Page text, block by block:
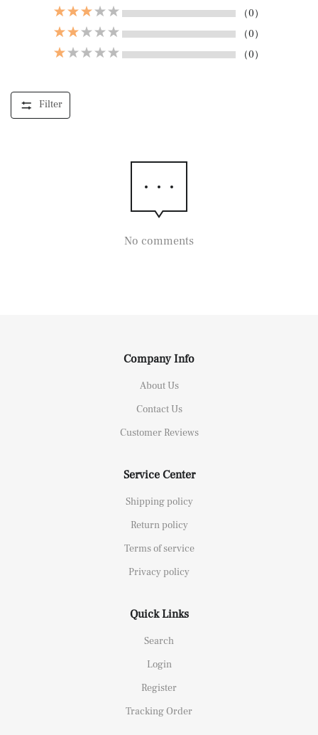
（0）
（0）
（0）
Filter
No comments
Company Info
About Us
Contact Us
Customer Reviews
Service Center
Shipping policy
Return policy
Terms of service
Privacy policy
Quick Links
Search
Login
Register
Tracking Order